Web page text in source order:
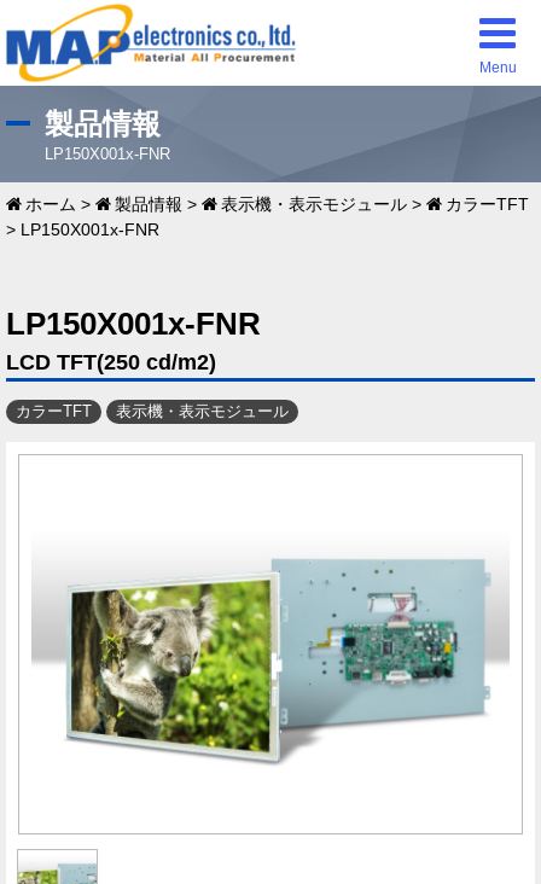
Menu
製品情報
LP150X001x-FNR
ホーム > 製品情報 > 表示機・表示モジュール >
カラーTFT
> LP150X001x-FNR
LP150X001x-FNR
LCD TFT(250 cd/m2)
カラーTFT 表示機・表示モジュール